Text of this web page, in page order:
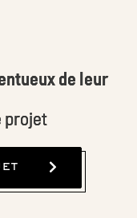
de leur
projet